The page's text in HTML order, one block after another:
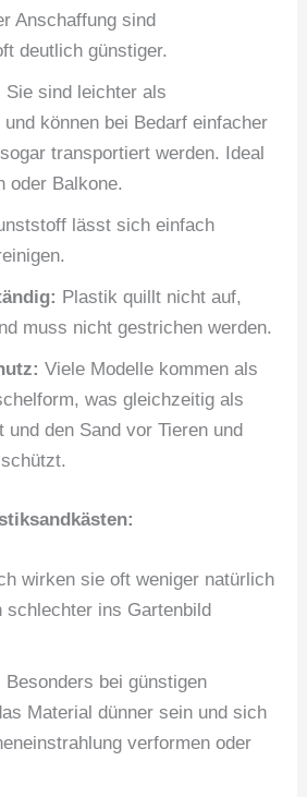
Anschaffung sind
deutlich günstiger.
Sie sind leichter als
können bei Bedarf einfacher
transportiert werden. Ideal
oder Balkone.
lässt sich einfach
Plastik quillt nicht auf,
muss nicht gestrichen werden.
Viele Modelle kommen als
was gleichzeitig als
und den Sand vor Tieren und
wirken sie oft weniger natürlich
schlechter ins Gartenbild
Besonders bei günstigen
Material dünner sein und sich
verformen oder